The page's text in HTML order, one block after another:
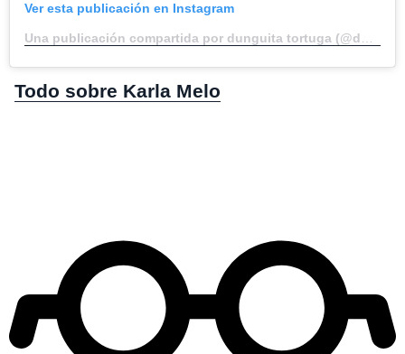
Ver esta publicación en Instagram
Una publicación compartida por dunguita tortuga (@dunguita_tortuga)
Todo sobre Karla Melo